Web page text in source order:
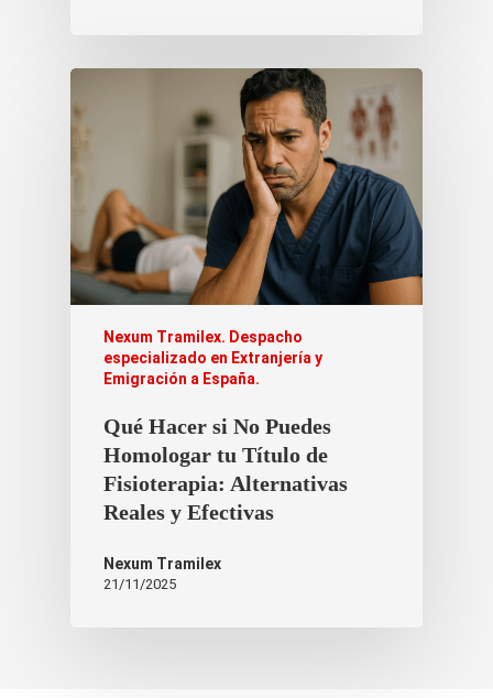
Nexum Tramilex. Despacho
especializado en Extranjería y
Emigración a España.
Qué Hacer si No Puedes
Homologar tu Título de
Fisioterapia: Alternativas
Reales y Efectivas
Nexum Tramilex
21/11/2025